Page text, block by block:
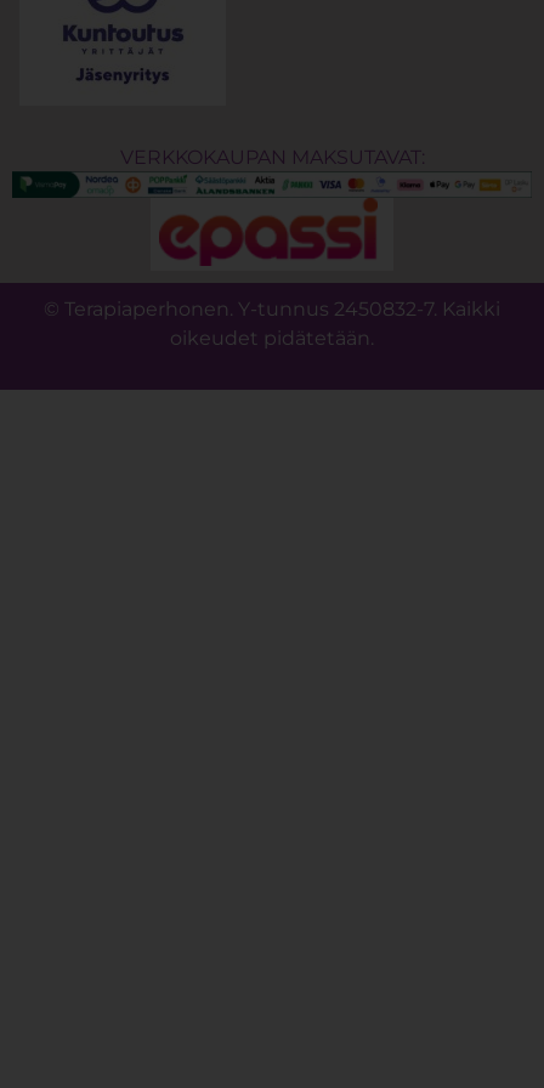
VERKKOKAUPAN MAKSUTAVAT:
© Terapiaperhonen. Y-tunnus 2450832-7. Kaikki
oikeudet pidätetään.